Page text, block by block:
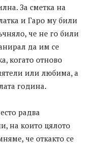
За сметка на
и Гаро му били
че не го били
да им се
когато отново
или любима, а
година.
радва
на които цялото
че откакто се